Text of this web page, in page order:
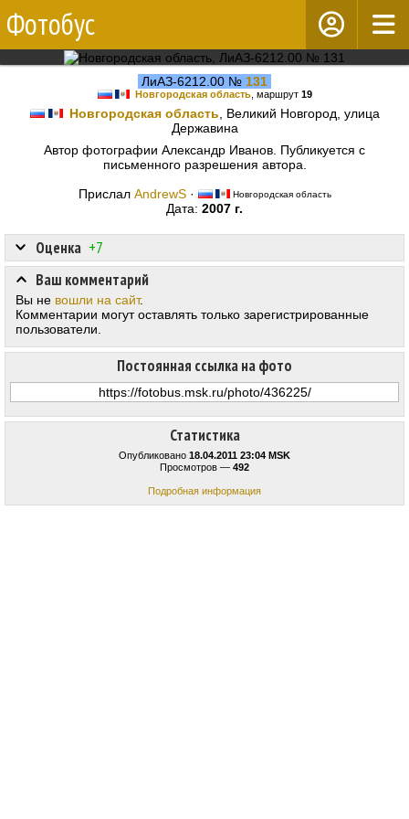
Фотобус
ЛиАЗ-6212.00 № 131
Новгородская область, маршрут 19
Новгородская область , Великий Новгород, улица
Державина
Автор фотографии Александр Иванов. Публикуется с
письменного разрешения автора.
Прислал AndrewS· Новгородская область
Дата: 2007 г.
Статистика
Опубликовано 18.04.2011 23:04 MSK
Просмотров — 492
Подробная информация
Оценка +7
Постоянная ссылка на фото
Ваш комментарий
Вы не вошли на сайт.
Комментарии могут оставлять только зарегистрированные
пользователи.